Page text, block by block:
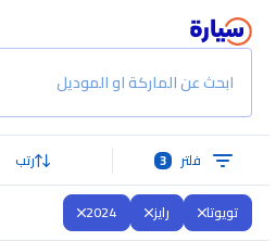
ابحث عن الماركة او الموديل
فلتر 3 رتب
تويوتا رايز 2024